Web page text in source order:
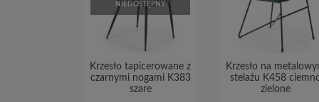
NIEDOSTĘPNY
Krzesło tapicerowane z
czarnymi nogami K383
szare
Krzesło na
stelażu K458
zielone